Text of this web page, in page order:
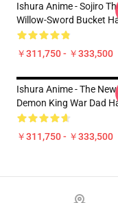
Ishura Anime - Sojiro The
Willow-Sword Bucket
￥311,750 - ￥333,500
Ishura Anime - The New
Demon King War Dad
￥311,750 - ￥333,500